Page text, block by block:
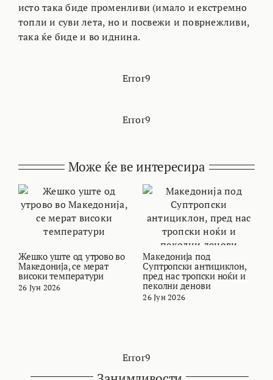
исто така биде променливи (имало и екстремно
топли и суви лета, но и посвежи и поврнежливи,
така ќе биде и во иднина.
Error9
Error9
Може ќе ве интересира
Жешко уште од утрово во
Македонија, се мерат
високи температури
26 Јун 2026
Македонија под
Суптропски антициклон,
пред нас тропски ноќи и
пеколни денови
26 Јун 2026
Error9